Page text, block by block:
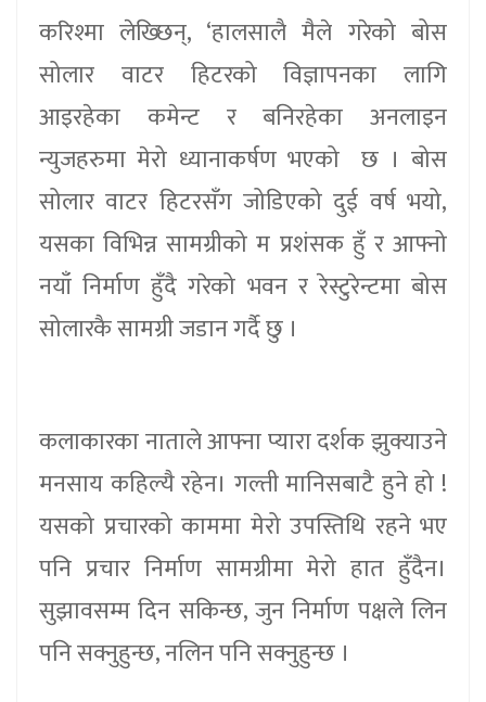
करिश्मा लेख्छिन्, ‘हालसालै मैले गरेको बोस
सोलार वाटर हिटरको विज्ञापनका लागि
आइरहेका कमेन्ट र बनिरहेका अनलाइन
न्युजहरुमा मेरो ध्यानाकर्षण भएको छ । बोस
सोलार वाटर हिटरसँग जोडिएको दुई वर्ष भयो,
यसका विभिन्न सामग्रीको म प्रशंसक हुँ र आफ्नो
नयाँ निर्माण हुँदै गरेको भवन र रेस्टुरेन्टमा बोस
सोलारकै सामग्री जडान गर्दै छु ।
कलाकारका नाताले आफ्ना प्यारा दर्शक झुक्याउने
मनसाय कहिल्यै रहेन। गल्ती मानिसबाटै हुने हो !
यसको प्रचारको काममा मेरो उपस्तिथि रहने भए
पनि प्रचार निर्माण सामग्रीमा मेरो हात हुँदैन।
सुझावसम्म दिन सकिन्छ, जुन निर्माण पक्षले लिन
पनि सक्नुहुन्छ, नलिन पनि सक्नुहुन्छ ।